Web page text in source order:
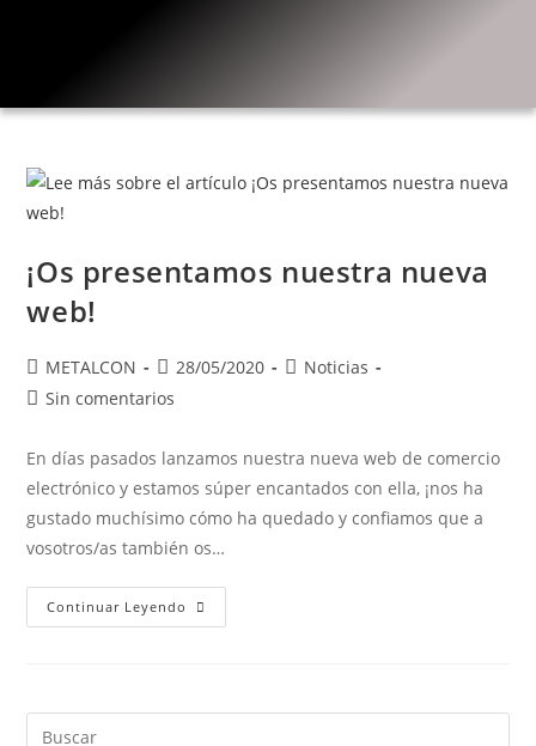
¡Os presentamos nuestra nueva
web!
METALCON 28/05/2020
Noticias
Sin comentarios
En días pasados lanzamos nuestra nueva web de comercio
electrónico y estamos súper encantados con ella, ¡nos ha
gustado muchísimo cómo ha quedado y confiamos que a
vosotros/as también os…
Continuar Leyendo